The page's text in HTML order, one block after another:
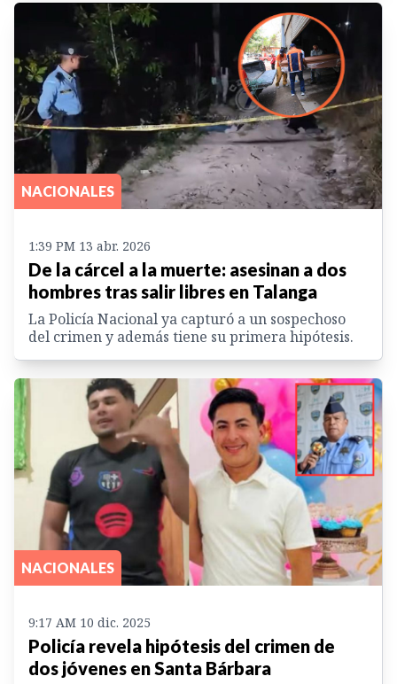
NACIONALES
1:39 PM 13 abr. 2026
De la cárcel a la muerte: asesinan a dos
hombres tras salir libres en Talanga
La Policía Nacional ya capturó a un sospechoso
del crimen y además tiene su primera hipótesis.
NACIONALES
9:17 AM 10 dic. 2025
Policía revela hipótesis del crimen de
dos jóvenes en Santa Bárbara